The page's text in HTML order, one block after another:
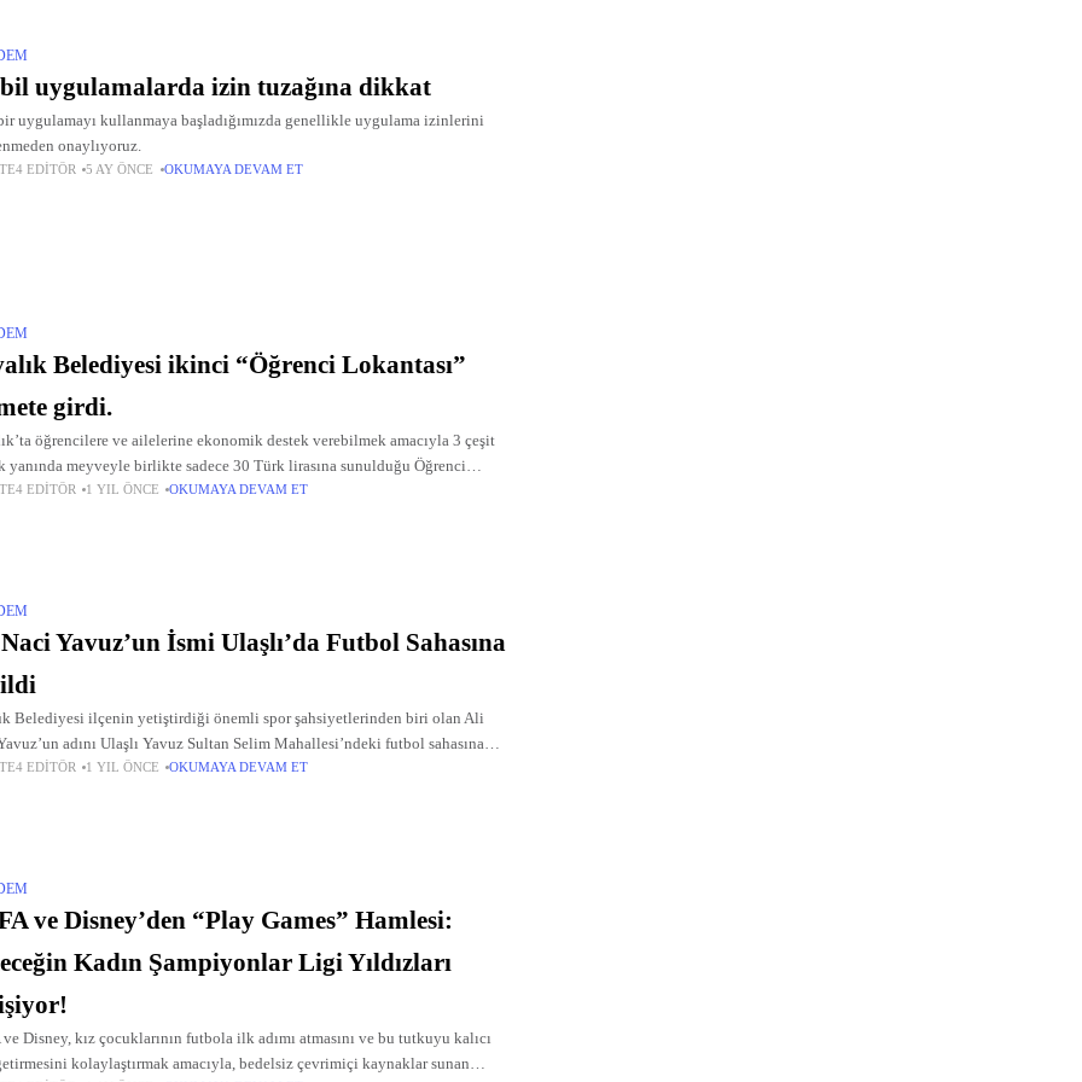
uygulamalarda izin tuzağına dikkat
uygulamayı kullanmaya başladığımızda genellikle uygulama izinlerini
onaylıyoruz.
EDITÖR 5 AY ÖNCE OKUMAYA DEVAM ET
Belediyesi ikinci “Öğrenci Lokantası”
girdi.
öğrencilere ve ailelerine ekonomik destek verebilmek amacıyla 3 çeşit
yanında meyveyle birlikte sadece 30 Türk lirasına sunulduğu Öğrenci
ikincisi, Ayvalık Belediye Başkanı Mesut Ergin’in öncülüğünde
EDITÖR 1 YIL ÖNCE OKUMAYA DEVAM ET
Yavuz’un İsmi Ulaşlı’da Futbol Sahasına
Belediyesi ilçenin yetiştirdiği önemli spor şahsiyetlerinden biri olan Ali
adını Ulaşlı Yavuz Sultan Selim Mahallesi’ndeki futbol sahasına
EDITÖR 1 YIL ÖNCE OKUMAYA DEVAM ET
ve Disney’den “Play Games” Hamlesi:
Kadın Şampiyonlar Ligi Yıldızları
ve Disney, kız çocuklarının futbola ilk adımı atmasını ve bu tutkuyu kalıcı
kolaylaştırmak amacıyla, bedelsiz çevrimiçi kaynaklar sunan